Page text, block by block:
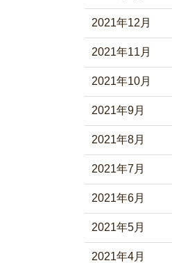
2021年12月
2021年11月
2021年10月
2021年9月
2021年8月
2021年7月
2021年6月
2021年5月
2021年4月